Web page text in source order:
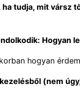
tudja, mit vársz
Hogyan
hogyan
(nem